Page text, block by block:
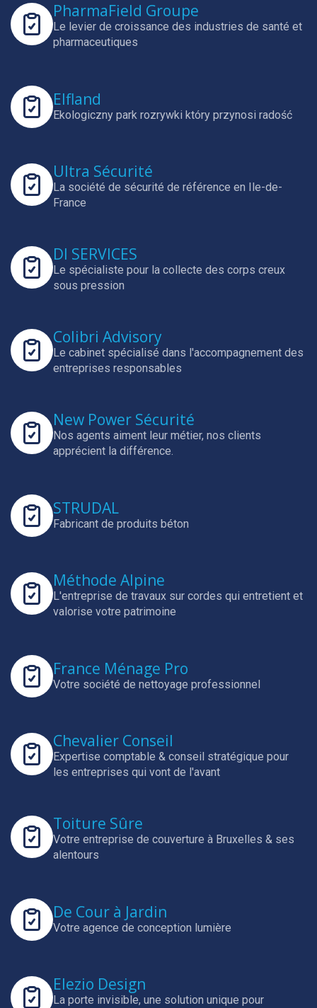
PharmaField Groupe
Le levier de croissance des industries de santé et
pharmaceutiques
Elfland
Ekologiczny park rozrywki który przynosi radość
Ultra Sécurité
La société de sécurité de référence en Ile-de-
France
DI SERVICES
Le spécialiste pour la collecte des corps creux
sous pression
Colibri Advisory
Le cabinet spécialisé dans l'accompagnement des
entreprises responsables
New Power Sécurité
Nos agents aiment leur métier, nos clients
apprécient la différence.
STRUDAL
Fabricant de produits béton
Méthode Alpine
L'entreprise de travaux sur cordes qui entretient et
valorise votre patrimoine
France Ménage Pro
Votre société de nettoyage professionnel
Chevalier Conseil
Expertise comptable & conseil stratégique pour
les entreprises qui vont de l'avant
Toiture Sûre
Votre entreprise de couverture à Bruxelles & ses
alentours
De Cour à Jardin
Votre agence de conception lumière
Elezio Design
La porte invisible, une solution unique pour